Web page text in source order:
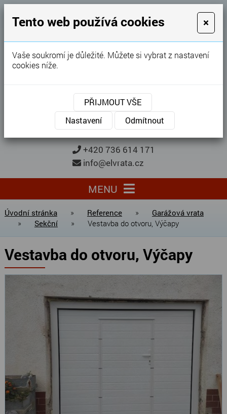
GARÁŽOVÁ VRATA
Karel Procházka
Garážová vrata, brány, ploty ...
Kontaktujte nás
KONTAKTUJTE NÁS
+420 736 614 171
info@elvrata.cz
MENU
Úvodní stránka » Reference »
Garážová vrata
»
Sekční » Vestavba do otvoru, Výčapy
Vestavba do otvoru, Výčapy
Tento web používá cookies ×
Vaše soukromí je důležité. Můžete si vybrat z nastavení
cookies níže.
PŘIJMOUT VŠE
Nastavení
Odmítnout